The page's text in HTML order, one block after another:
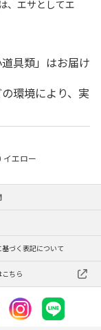
、エサとしてエ
具類」はお届け
環境により、実
イエロー
づく表記について
ちら